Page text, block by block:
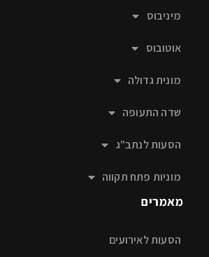
מיניבוס
אוטובוס
מונית גדולה
שדה התעופה
הסעות לנתב"ג
מוניות פתח תקווה
מאמרים
הסעות לאירועים